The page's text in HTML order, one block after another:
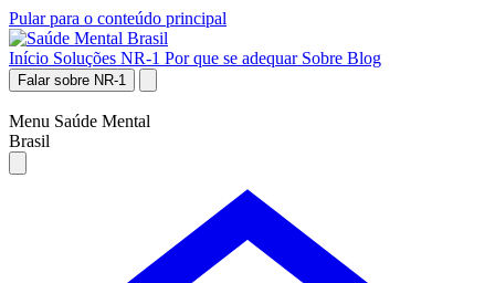
Pular para o conteúdo principal
Início Soluções NR-1 Por que se adequar Sobre Blog
Falar sobre NR-1
Menu Saúde Mental
Brasil